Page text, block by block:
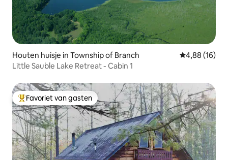
Houten huisje in Township of Branch Gemiddelde
4,88 (16)
Little Sauble Lake Retreat - Cabin 1
Topfavoriet van gasten
Favoriet van gasten